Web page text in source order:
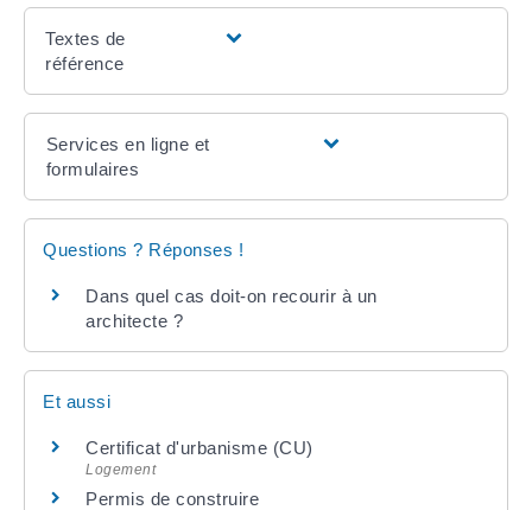
Textes de
référence
Services en ligne et
formulaires
Questions ? Réponses !
Dans quel cas doit-on recourir à un
architecte ?
Et aussi
Certificat d'urbanisme (CU)
Logement
Permis de construire